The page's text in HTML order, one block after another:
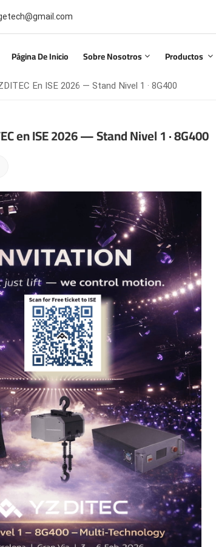
Página De Inicio Sobre Nosotros Productos
En ISE 2026 — Stand Nivel 1 · 8G400
en ISE 2026 — Stand Nivel 1 · 8G400